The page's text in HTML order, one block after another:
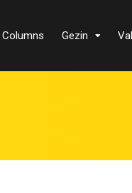
Columns Gezin